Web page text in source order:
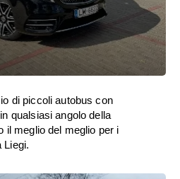
di piccoli autobus con
qualsiasi angolo della
il meglio del meglio per i
Liegi.